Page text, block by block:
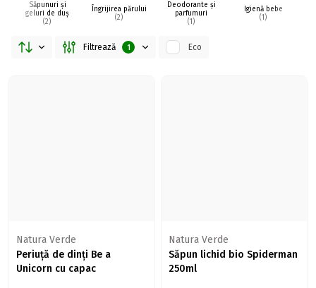
Săpunuri și
geluri de duș
(2)
Îngrijirea părului
(2)
Deodorante și
parfumuri
(1)
Igienă bebe
(1)
Filtrează 1 Eco
Natura Verde
Periuță de dinți Be a
Unicorn cu capac
Natura Verde
Săpun lichid bio Spiderman
250ml